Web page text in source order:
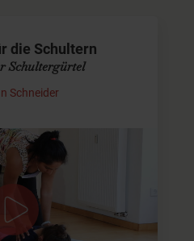
die Schultern
Schultergürtel
Schneider
mit Musik
wir für Entspannung.
Bereich der Schultern
Begleitet werden wir von
Dir helfen…